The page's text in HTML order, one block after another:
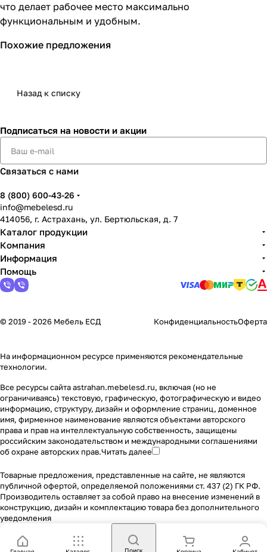
что делает рабочее место максимально
функциональным и удобным.
Похожие предложения
Назад к списку
Подписаться на новости и акции
Связаться с нами
8 (800) 600-43-26
info@mebelesd.ru
414056, г. Астрахань, ул. Бертюльская, д. 7
Каталог продукции
Компания
Информация
Помощь
© 2019 - 2026 Мебель ЕСД КонфиденциальностьОферта
На информационном ресурсе применяются рекомендательные
технологии.
Все ресурсы сайта astrahan.mebelesd.ru, включая (но не
ограничиваясь) текстовую, графическую, фотографическую и видео
информацию, структуру, дизайн и оформление страниц, доменное
имя, фирменное наименование являются объектами авторского
права и прав на интеллектуальную собственность, защищены
российским законодательством и международными соглашениями
об охране авторских прав.Читать далее
Товарные предложения, представленные на сайте, не являются
публичной офертой, определяемой положениями ст. 437 (2) ГК РФ.
Производитель оставляет за собой право на внесение изменений в
конструкцию, дизайн и комплектацию товара без дополнительного
уведомления
Поиск